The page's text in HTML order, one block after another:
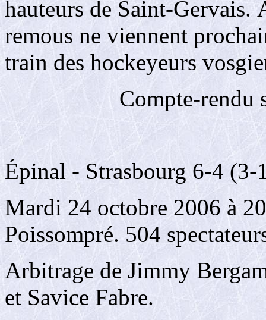
hauteurs de Saint-Gervais.
remous ne viennent
train des hockeyeurs
Compte-rendu
Épinal - Strasbourg 6-4 (3-
Mardi 24 octobre 2006 à
Poissompré. 504
Arbitrage de Jimmy
et Savice Fabre.